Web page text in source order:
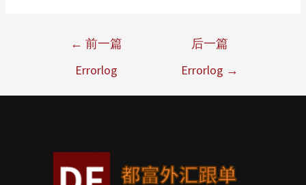
← 前一篇
Errorlog
后一篇
Errorlog →